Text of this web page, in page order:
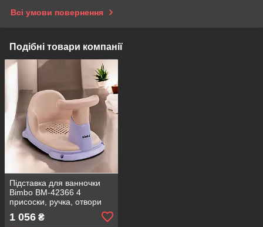
Всі умови повернення
Подібні товари компанії
Підставка для ванночки
Bimbo BM-42366 4
присоски, ручка, отвори
Фіолетово-рожевий
1 056 ₴